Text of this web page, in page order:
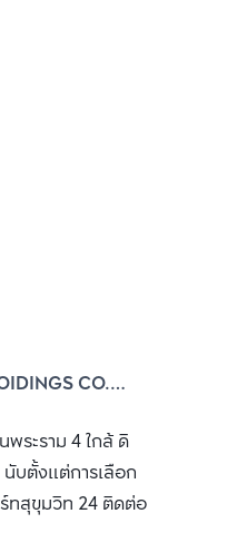
CO.,
ระราม 4 ใกล้ ดิ
บตั้งแต่การเลือก
ร์ทสุขุมวิท 24 ติดต่อ